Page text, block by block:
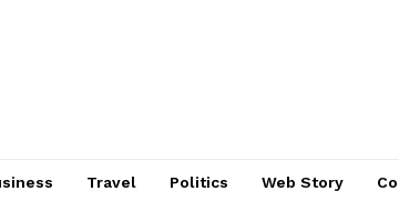
Travel Politics Web Story